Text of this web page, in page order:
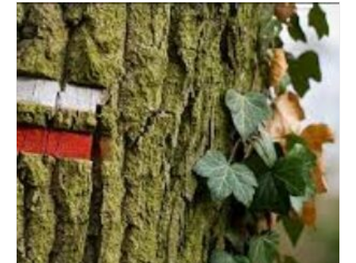
Quels
Réflexes
?